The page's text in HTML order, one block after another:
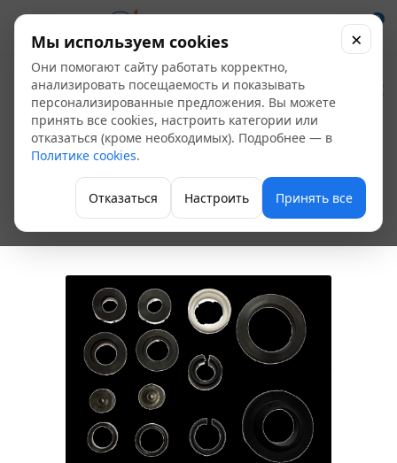
0
Рем. набор
"Сантехник" №1 для
керамической кран-
буксы 1/2
Прокладки
Мы используем cookies
Они помогают сайту работать корректно,
анализировать посещаемость и показывать
персонализированные предложения. Вы можете
принять все cookies, настроить категории или
отказаться (кроме необходимых). Подробнее — в
Политике cookies.
Отказаться Настроить Принять все
×